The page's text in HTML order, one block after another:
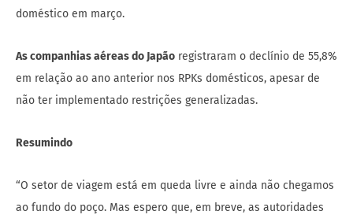
doméstico em março.
As companhias aéreas do Japão registraram o declínio de 55,8%
em relação ao ano anterior nos RPKs domésticos, apesar de
não ter implementado restrições generalizadas.
Resumindo
“O setor de viagem está em queda livre e ainda não chegamos
ao fundo do poço. Mas espero que, em breve, as autoridades